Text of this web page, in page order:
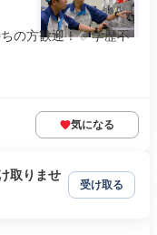
の方歓迎！ ✅学歴不
気になる
取りませ
受け取る